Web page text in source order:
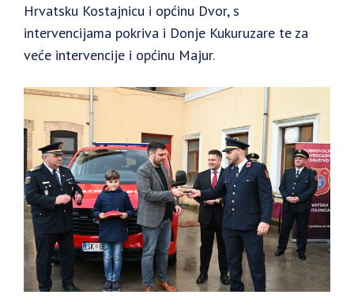
Hrvatsku Kostajnicu i općinu Dvor, s
intervencijama pokriva i Donje Kukuruzare te za
veće intervencije i općinu Majur.